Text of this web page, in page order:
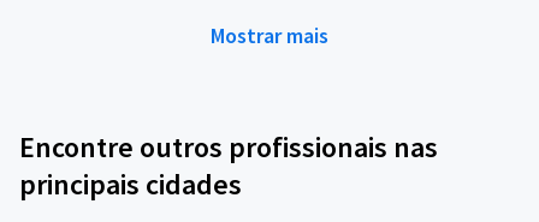
Mostrar mais
Encontre outros profissionais nas
principais cidades